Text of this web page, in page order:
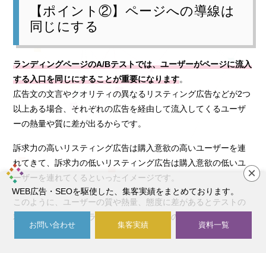
【ポイント②】ページへの導線は
同じにする
ランディングページのA/Bテストでは、ユーザーがページに流入
する入口を同じにすることが重要になります。
広告文の文言やクオリティの異なるリスティング広告などが2つ
以上ある場合、それぞれの広告を経由して流入してくるユーザ
ーの熱量や質に差が出るからです。
訴求力の高いリスティング広告は購入意欲の高いユーザーを連
れてきて、訴求力の低いリスティング広告は購入意欲の低いユ
ーザーを連れてくるといったイメージです。
このように、ユーザーの質や熱量、態度に差があるとテストの
精度が落ちるので、ランディングページへの入口は同じにしま
しょう。
×
WEB広告・SEOを駆使した、集客実績をまとめております。
お問い合わせ 集客実績 資料一覧